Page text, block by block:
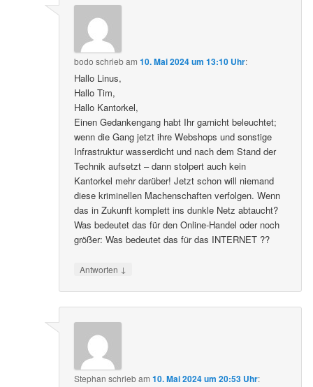
bodo schriebam10. Mai 2024 um 13:10 Uhr:
Hallo Linus,
Hallo Tim,
Hallo Kantorkel,
Einen Gedankengang habt Ihr garnicht beleuchtet;
wenn die Gang jetzt ihre Webshops und sonstige
Infrastruktur wasserdicht und nach dem Stand der
Technik aufsetzt – dann stolpert auch kein
Kantorkel mehr darüber! Jetzt schon will niemand
diese kriminellen Machenschaften verfolgen. Wenn
das in Zukunft komplett ins dunkle Netz abtaucht?
Was bedeutet das für den Online-Handel oder noch
größer: Was bedeutet das für das INTERNET ??
Antworten ↓
Stephan schriebam10. Mai 2024 um 20:53 Uhr: